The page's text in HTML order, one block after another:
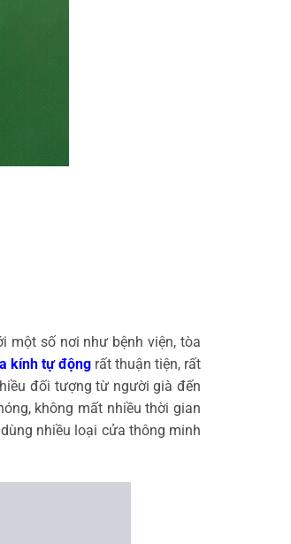
số nơi như bệnh viện, tòa
kính tự động rất thuận tiện, rất
đối tượng từ người già đến
không mất nhiều thời gian
nhiều loại cửa thông minh